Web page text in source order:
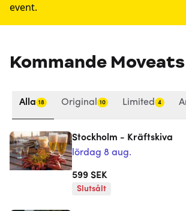
event.
Kommande Moveats
Alla 18 Original 10 Limited 4
Stockholm - Kräftskiva
lördag 8 aug.
599 SEK
Slutsålt